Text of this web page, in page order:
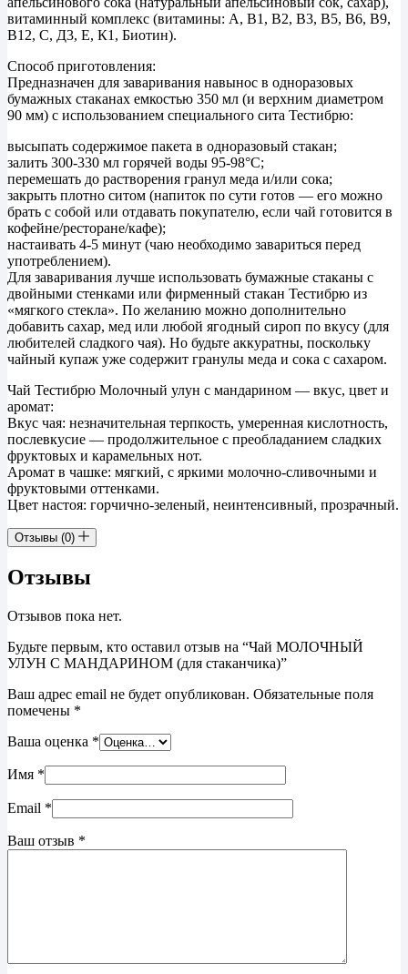
витаминный комплекс (витамины: А, В1, В2, В3, В5, В6, В9,
В12, С, Д3, Е, К1, Биотин).
Способ приготовления:
Предназначен для заваривания навынос в одноразовых
бумажных стаканах емкостью 350 мл (и верхним диаметром
90 мм) с использованием специального сита Тестибрю:
высыпать содержимое пакета в одноразовый стакан;
залить 300-330 мл горячей воды 95-98°С;
перемешать до растворения гранул меда и/или сока;
закрыть плотно ситом (напиток по сути готов — его можно
брать с собой или отдавать покупателю, если чай готовится в
кофейне/ресторане/кафе);
настаивать 4-5 минут (чаю необходимо завариться перед
употреблением).
Для заваривания лучше использовать бумажные стаканы с
двойными стенками или фирменный стакан Тестибрю из
«мягкого стекла». По желанию можно дополнительно
добавить сахар, мед или любой ягодный сироп по вкусу (для
любителей сладкого чая). Но будьте аккуратны, поскольку
чайный купаж уже содержит гранулы меда и сока с сахаром.
Чай Тестибрю Молочный улун с мандарином — вкус, цвет и
аромат:
Вкус чая: незначительная терпкость, умеренная кислотность,
послевкусие — продолжительное с преобладанием сладких
фруктовых и карамельных нот.
Аромат в чашке: мягкий, с яркими молочно-сливочными и
фруктовыми оттенками.
Цвет настоя: горчично-зеленый, неинтенсивный, прозрачный.
Отзывы (0)
Отзывы
Отзывов пока нет.
Будьте первым, кто оставил отзыв на “Чай МОЛОЧНЫЙ
УЛУН С МАНДАРИНОМ (для стаканчика)”
Ваш адрес email не будет опубликован. Обязательные поля
помечены *
Ваша оценка *
Имя *
Email *
Ваш отзыв *